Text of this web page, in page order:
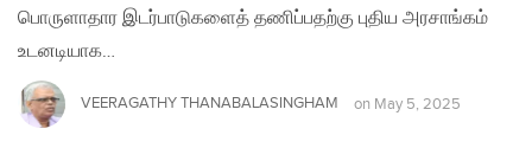
பொருளாதார இடர்பாடுகளைத் தணிப்பதற்கு புதிய அரசாங்கம்
உடனடியாக…
VEERAGATHY THANABALASINGHAM on May 5, 2025